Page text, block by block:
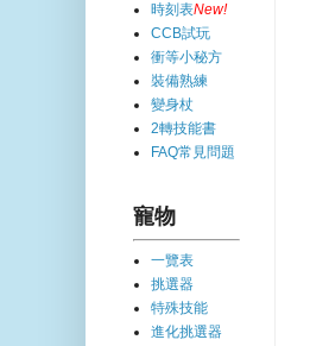
時刻表New!
CCB試玩
衝等小秘方
裝備熟練
變身杖
2轉技能書
FAQ常見問題
寵物
一覽表
挑選器
特殊技能
進化挑選器